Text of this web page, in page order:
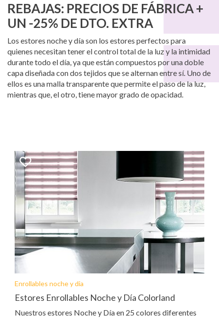
REBAJAS: PRECIOS DE FÁBRICA +
UN -25% DE DTO. EXTRA
Los estores noche y día son los estores perfectos para
quienes necesitan tener el control total de la luz y la intimidad
durante todo el día, ya que están compuestos por una doble
capa diseñada con dos tejidos que se alternan entre sí. Uno de
ellos es una malla transparente que permite el paso de la luz,
mientras que, el otro, tiene mayor grado de opacidad.
Enrollables noche y dia
Estores Enrollables Noche y Día Colorland
Nuestros estores Noche y Día en 25 colores diferentes